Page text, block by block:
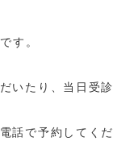
す。
いたり、当日受診
話で予約してくだ